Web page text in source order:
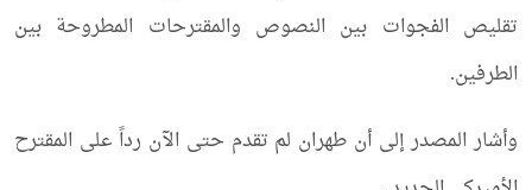
تقليص الفجوات بين النصوص والمقترحات المطروحة بين
الطرفين.
وأشار المصدر إلى أن طهران لم تقدم حتى الآن رداً على المقترح